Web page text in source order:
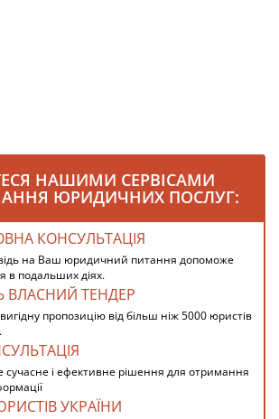
НАШИМИ СЕРВІСАМИ
ЮРИДИЧНИХ ПОСЛУГ:
КОНСУЛЬТАЦІЯ
на Ваш юридичний питання допоможе
в подальших діях.
ВЛАСНИЙ ТЕНДЕР
пропозицію від більш ніж 5000 юристів
сучасне і ефективне рішення для отримання
УКРАЇНИ